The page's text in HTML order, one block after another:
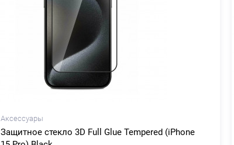
Аксессуары
Защитное стекло 3D Full Glue Tempered (iPhone